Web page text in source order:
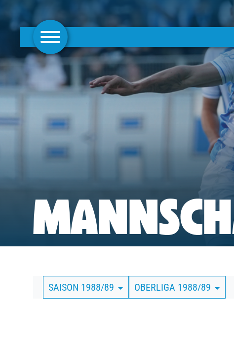
AKTUELLES
FRAUEN
CLUBMITGLIEDSCHAFT
BUSINESS
SÜDKURVE
TICKETING
SAISON 1988/89 OBERLIGA 1988/89